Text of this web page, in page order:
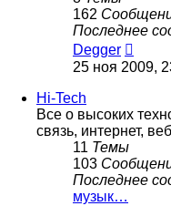
162
Последнее
Degger
к
25 ноя 2009,
Hi-Tech
Все о высоких
связь, интернет,
11 Темы
103
Последнее
музык…